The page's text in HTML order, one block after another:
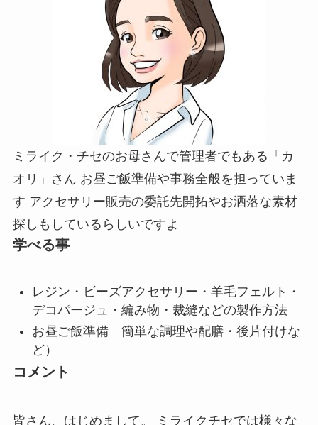
ミライク・チセのお母さんで管理者でもある「カ
オリ」さん お昼ご飯準備や事務全般を担っていま
す アクセサリー販売の委託先開拓やお洒落な素材
探しもしているらしいですよ
学べる事
レジン・ビーズアクセサリー・羊毛フェルト・
デコパージュ・編み物・裁縫などの製作方法
お昼ご飯準備 簡単な調理や配膳・後片付けな
ど）
コメント
皆さん、はじめまして。 ミライクチセでは様々な